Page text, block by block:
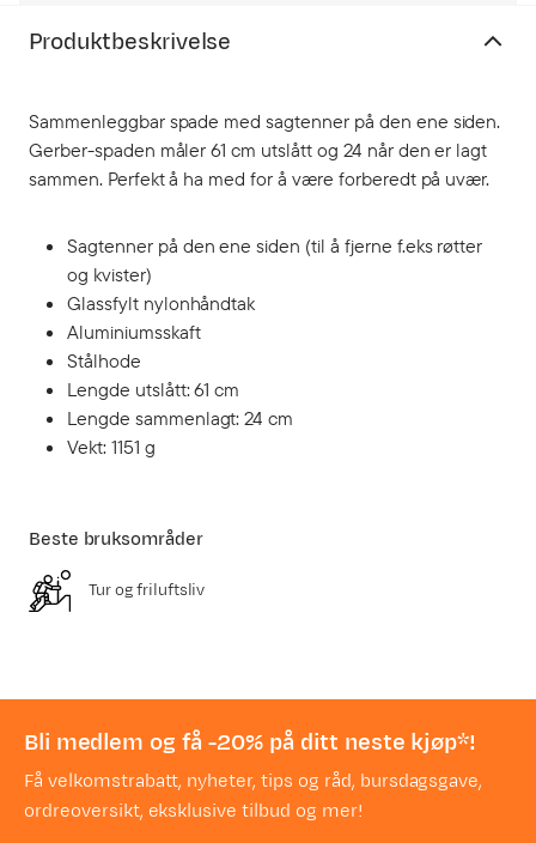
Produktbeskrivelse
Sammenleggbar spade med sagtenner på den ene siden.
Gerber-spaden måler 61 cm utslått og 24 når den er lagt
sammen. Perfekt å ha med for å være forberedt på uvær.
Sagtenner på den ene siden (til å fjerne f.eks røtter
og kvister)
Glassfylt nylonhåndtak
Aluminiumsskaft
Stålhode
Lengde utslått: 61 cm
Lengde sammenlagt: 24 cm
Vekt: 1151 g
Beste bruksområder
Tur og friluftsliv
Bli medlem og få -20% på ditt neste kjøp*!
Få velkomstrabatt, nyheter, tips og råd, bursdagsgave,
ordreoversikt, eksklusive tilbud og mer!